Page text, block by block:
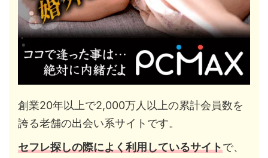
創業20年以上で2,000万人以上の累計会員数を
誇る老舗の出会い系サイトです。
セフレ探しの際によく利用しているサイトで、